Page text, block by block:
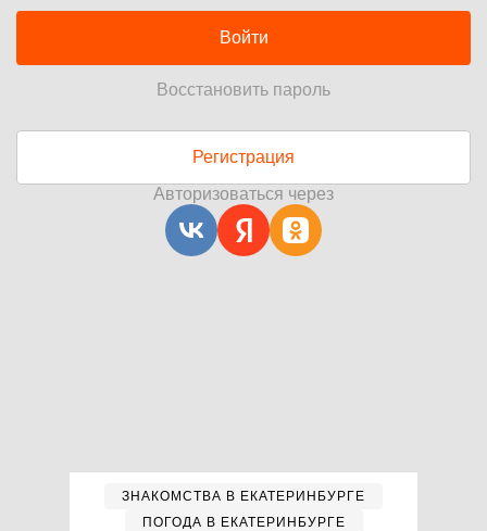
Войти
Восстановить пароль
Регистрация
Авторизоваться через
ЗНАКОМСТВА В ЕКАТЕРИНБУРГЕ
ПОГОДА В ЕКАТЕРИНБУРГЕ